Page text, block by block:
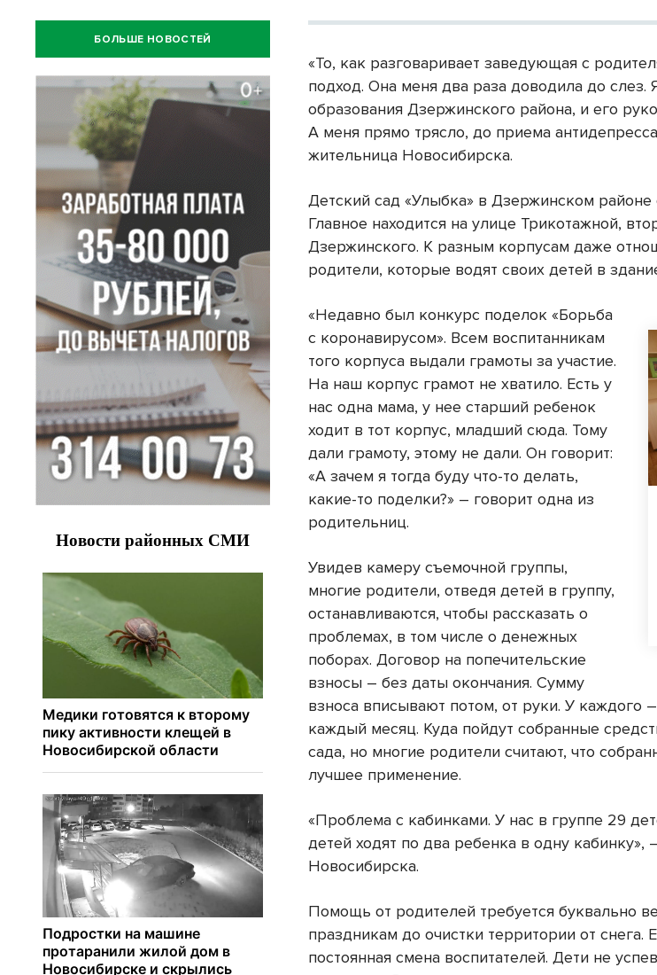
«То, как разговаривает заведующая с
подход. Она меня два раза доводила до слез.
образования Дзержинского района, и его
А меня прямо трясло, до приема
жительница Новосибирска.
Детский сад «Улыбка» в Дзержинском районе
Главное находится на улице Трикотажной,
Дзержинского. К разным корпусам даже
родители, которые водят своих детей в
«Недавно был конкурс поделок «Борьба
с коронавирусом». Всем воспитанникам
того корпуса выдали грамоты за участие.
На наш корпус грамот не хватило. Есть у
нас одна мама, у нее старший ребенок
ходит в тот корпус, младший сюда. Тому
дали грамоту, этому не дали. Он говорит:
«А зачем я тогда буду что-то делать,
какие-то поделки?» – говорит одна из
родительниц.
Увидев камеру съемочной группы,
многие родители, отведя детей в группу,
останавливаются, чтобы рассказать о
проблемах, в том числе о денежных
поборах. Договор на попечительские
взносы – без даты окончания. Сумму
взноса вписывают потом, от руки. У каждого
каждый месяц. Куда пойдут собранные
сада, но многие родители считают, что
лучшее применение.
«Проблема с кабинками. У нас в группе 29
детей ходят по два ребенка в одну
Новосибирска.
Помощь от родителей требуется буквально
праздникам до очистки территории от
постоянная смена воспитателей. Дети не
БОЛЬШЕ НОВОСТЕЙ